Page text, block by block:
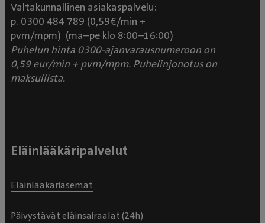
Valtakunnallinen asiakaspalvelu:
p. 0300 484 789 (0,59€/min +
pvm/mpm) (ma–pe klo 8:00–16:00)
Puhelun hinta 0300-ajanvarausnumeroon on
0,59 eur/min + pvm/mpm. Puhelinjonotus on
maksullista.
Eläinlääkäripalvelut
Eläinlääkäriasemat
Päivystävät eläinsairaalat (24h)